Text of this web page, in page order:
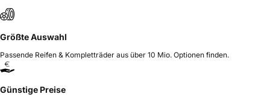
Größte Auswahl
Passende Reifen & Kompletträder aus über 10 Mio. Optionen finden.
Günstige Preise